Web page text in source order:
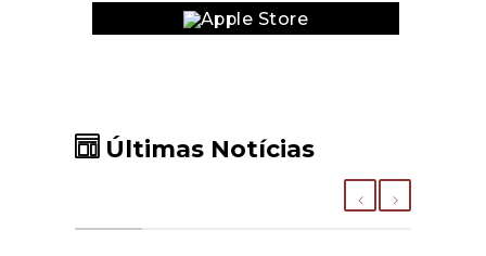
Últimas Notícias